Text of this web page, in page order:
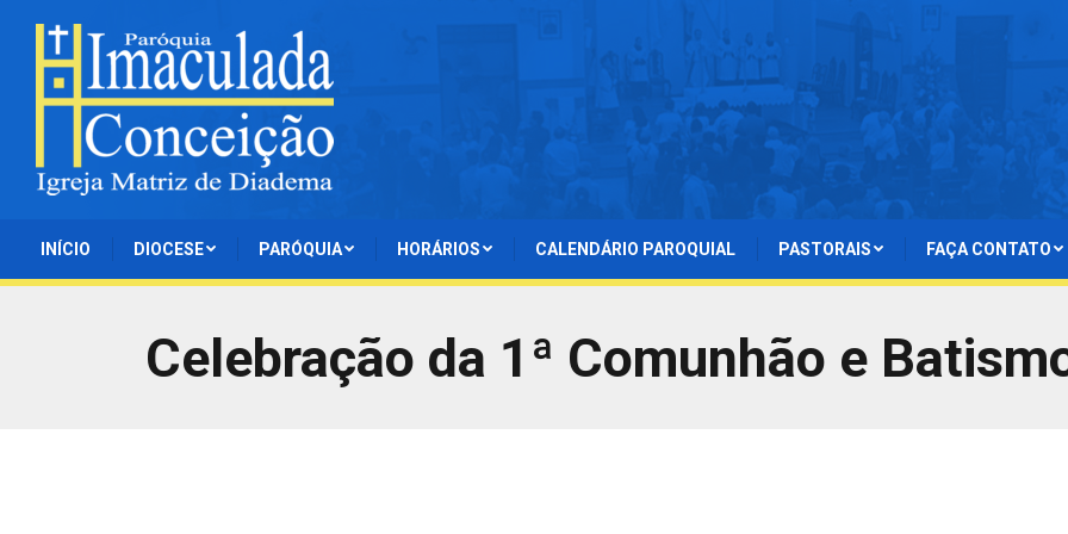
INÍCIO DIOCESE PARÓQUIA HORÁRIOS CALENDÁRIO PAROQUIAL PASTORAIS FAÇA CONTATO
Celebração da 1ª Comunhão e